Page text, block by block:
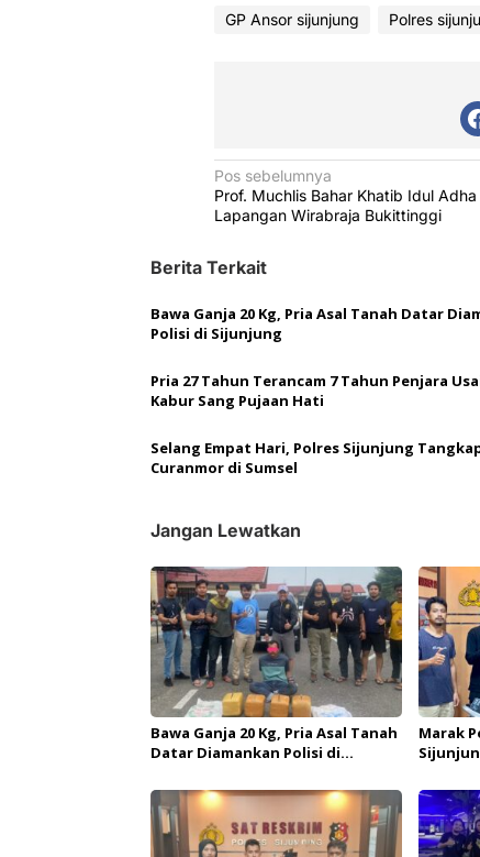
GP Ansor sijunjung Polres
N
a
i
g
a
s
i
o
Pos sebelumnya
Prof. Muchlis Bahar Khatib Idul
Lapangan Wirabraja Bukittinggi
Berita Terkait
Bawa Ganja 20 Kg, Pria Asal Tanah Datar
Polisi di Sijunjung
Pria 27 Tahun Terancam 7 Tahun Penjara
Kabur Sang Pujaan Hati
Selang Empat Hari, Polres Sijunjung
Curanmor di Sumsel
Jangan Lewatkan
Bawa Ganja 20 Kg, Pria Asal Tanah
Datar Diamankan Polisi di
Marak